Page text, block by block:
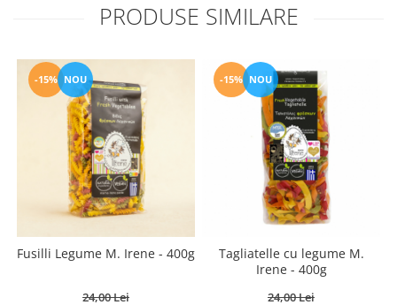
PRODUSE SIMILARE
-15% NOU
Fusilli Legume M. Irene - 400g
24,00 Lei
-15% NOU
Tagliatelle cu legume M.
Irene - 400g
24,00 Lei